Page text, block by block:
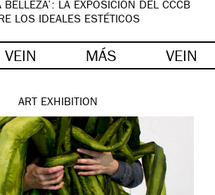
BELLEZA’: LA EXPOSICIÓN DEL CCCB
LOS IDEALES ESTÉTICOS
VEIN MÁS VEIN
ART EXHIBITION